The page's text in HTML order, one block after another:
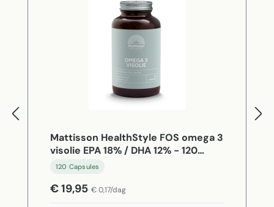
Mattisson HealthStyle FOS omega 3
visolie EPA 18% / DHA 12% - 120
Capsules
120 Capsules
€ 19,95 € 0,17/dag